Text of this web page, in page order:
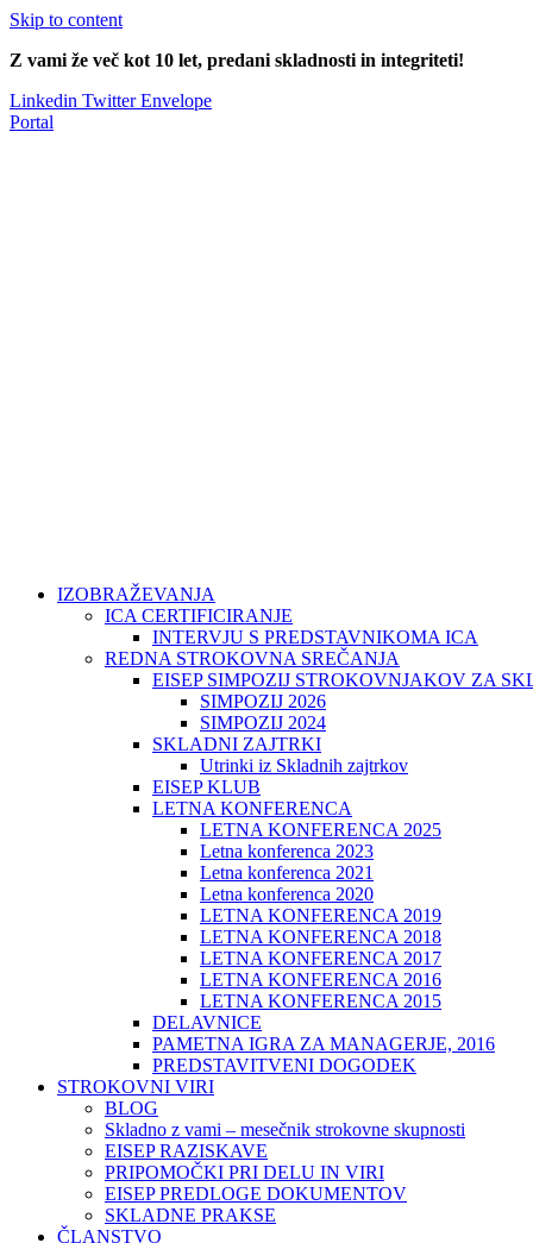
Skip to content
Z vami že več kot 10 let, predani skladnosti in integriteti!
Linkedin Twitter Envelope
Portal
IZOBRAŽEVANJA
ICA CERTIFICIRANJE
INTERVJU S PREDSTAVNIKOMA ICA
REDNA STROKOVNA SREČANJA
EISEP SIMPOZIJ STROKOVNJAKOV ZA
SIMPOZIJ 2026
SIMPOZIJ 2024
SKLADNI ZAJTRKI
Utrinki iz Skladnih zajtrkov
EISEP KLUB
LETNA KONFERENCA
LETNA KONFERENCA 2025
Letna konferenca 2023
Letna konferenca 2021
Letna konferenca 2020
LETNA KONFERENCA 2019
LETNA KONFERENCA 2018
LETNA KONFERENCA 2017
LETNA KONFERENCA 2016
LETNA KONFERENCA 2015
DELAVNICE
PAMETNA IGRA ZA MANAGERJE, 2016
PREDSTAVITVENI DOGODEK
STROKOVNI VIRI
BLOG
Skladno z vami – mesečnik strokovne skupnosti
EISEP RAZISKAVE
PRIPOMOČKI PRI DELU IN VIRI
EISEP PREDLOGE DOKUMENTOV
SKLADNE PRAKSE
ČLANSTVO